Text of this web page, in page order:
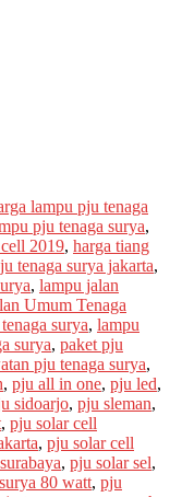
lampu pju tenaga
pju tenaga surya,
2019, harga tiang
tenaga surya jakarta,
, lampu jalan
Umum Tenaga
surya, lampu
surya, paket pju
pju tenaga surya,
, pju all in one, pju led,
sidoarjo, pju sleman,
, pju solar cell
, pju solar cell
, pju solar sel,
80 watt, pju